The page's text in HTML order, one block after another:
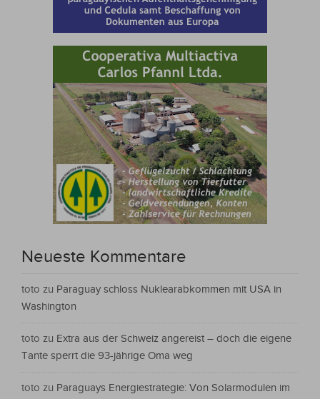
Neueste Kommentare
toto zu Paraguay schloss Nuklearabkommen mit USA in
Washington
toto zu Extra aus der Schweiz angereist – doch die eigene
Tante sperrt die 93-jährige Oma weg
toto zu Paraguays Energiestrategie: Von Solarmodulen im